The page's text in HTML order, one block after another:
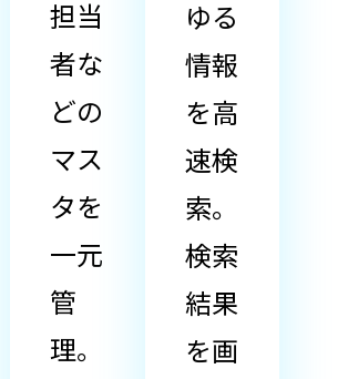
担当
者な
どの
マス
タを
一元
管
理。
ゆる
情報
を高
速検
索。
検索
結果
を画